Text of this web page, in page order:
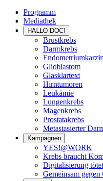
Programm
Mediathek
HALLO DOC!
Brustkrebs
Darmkrebs
Glioblastom
Glasklartext
Hirntumoren
Leukämie
Lungenkrebs
Magenkrebs
Prostatakrebs
Metastasierter
Kampagnen
YES!@WORK
Krebs braucht
Digitalisierung
Gemeinsam